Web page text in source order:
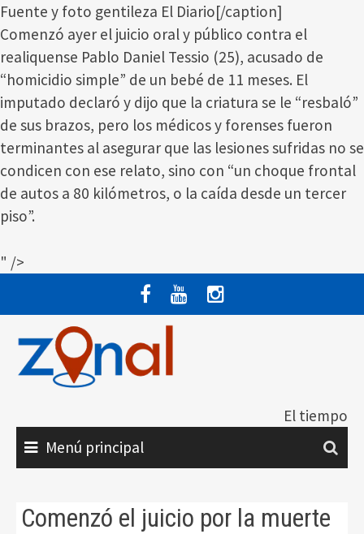
Fuente y foto gentileza El Diario[/caption]
Comenzó ayer el juicio oral y público contra el
realiquense Pablo Daniel Tessio (25), acusado de
“homicidio simple” de un bebé de 11 meses. El
imputado declaró y dijo que la criatura se le “resbaló”
de sus brazos, pero los médicos y forenses fueron
terminantes al asegurar que las lesiones sufridas no se
condicen con ese relato, sino con “un choque frontal
de autos a 80 kilómetros, o la caída desde un tercer
piso”.
" />
contenido
El tiempo
Menú principal
Comenzó el juicio por la muerte